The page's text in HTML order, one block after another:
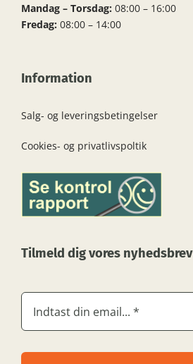
Mandag – Torsdag: 08:00 – 16:00
Fredag: 08:00 – 14:00
Information
Salg- og leveringsbetingelser
Cookies- og privatlivspoltik
Tilmeld dig vores nyhedsbrev